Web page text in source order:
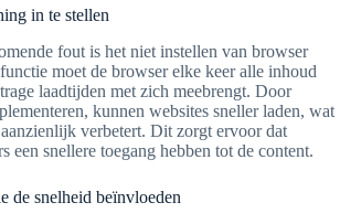
in te stellen
fout is het niet instellen van browser
moet de browser elke keer alle inhoud
laadtijden met zich meebrengt. Door
kunnen websites sneller laden, wat
verbetert. Dit zorgt ervoor dat
een snellere toegang hebben tot de content.
de snelheid beïnvloeden